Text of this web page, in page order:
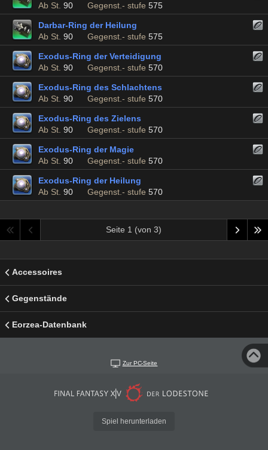
Ab St. 90 Gegenst.- stufe 575
Darbar-Ring der Heilung
Ab St. 90 Gegenst.- stufe 575
Exodus-Ring der Verteidigung
Ab St. 90 Gegenst.- stufe 570
Exodus-Ring des Schlachtens
Ab St. 90 Gegenst.- stufe 570
Exodus-Ring des Zielens
Ab St. 90 Gegenst.- stufe 570
Exodus-Ring der Magie
Ab St. 90 Gegenst.- stufe 570
Exodus-Ring der Heilung
Ab St. 90 Gegenst.- stufe 570
Seite 1 (von 3)
Accessoires
Gegenstände
Eorzea-Datenbank
Zur PC-Seite
Spiel herunterladen